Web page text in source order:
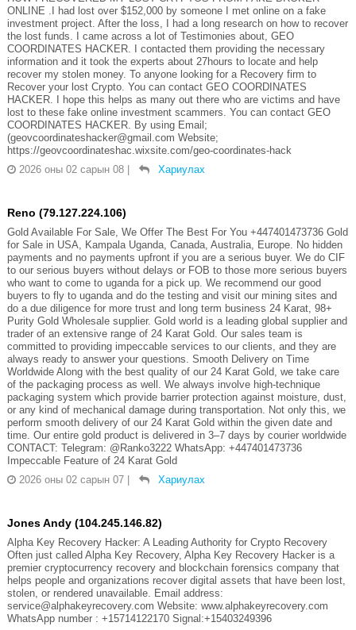
ONLINE .I had lost over $152,000 by someone I met online on a fake
investment project. After the loss, I had a long research on how to recover
the lost funds. I came across a lot of Testimonies about, GEO
COORDINATES HACKER. I contacted them providing the necessary
information and it took the experts about 27hours to locate and help
recover my stolen money. To anyone looking for a Recovery firm to
Recover your lost Crypto. You can contact GEO COORDINATES
HACKER. I hope this helps as many out there who are victims and have
lost to these fake online investment scammers. You can contact GEO
COORDINATES HACKER. By using Email;
(geovcoordinateshacker@gmail.com Website;
https://geovcoordinateshac.wixsite.com/geo-coordinates-hack
2026 оны 02 сарын 08
Хариулах
Reno (79.127.224.106)
Gold Available For Sale, We Offer The Best For You +447401473736 Gold
for Sale in USA, Kampala Uganda, Canada, Australia, Europe. No hidden
payments and no payments upfront if you are a serious buyer. We do CIF
to our serious buyers without delays or FOB to those more serious buyers
who want to come to uganda for a pick up. We recommend our good
buyers to fly to uganda and do the testing and visit our mining sites and
do a due diligence for more trust and long term business 24 Karat, 98+
Purity Gold Wholesale supplier. Gold world is a leading global supplier and
trader of an extensive range of 24 Karat Gold. Our sales team is
committed to providing impeccable services to our clients, and they are
always ready to answer your questions. Smooth Delivery on Time
Worldwide Along with the best quality of our 24 Karat Gold, we take care
of the packaging process as well. We always involve high-technique
packaging system which provide barrier protection against moisture, dust,
or any kind of mechanical damage during transportation. Not only this, we
perform smooth delivery of our 24 Karat Gold within the given date and
time. Our entire gold product is delivered in 3–7 days by courier worldwide
CONTACT: Telegram: @Ranko3222 WhatsApp: +447401473736
Impeccable Feature of 24 Karat Gold
2026 оны 02 сарын 07
Хариулах
Jones Andy (104.245.146.82)
Alpha Key Recovery Hacker: A Leading Authority for Crypto Recovery
Often just called Alpha Key Recovery, Alpha Key Recovery Hacker is a
premier cryptocurrency recovery and blockchain forensics company that
helps people and organizations recover digital assets that have been lost,
stolen, or rendered unavailable. Email address:
service@alphakeyrecovery.com Website: www.alphakeyrecovery.com
WhatsApp number : +15714122170 Signal:+15403249396